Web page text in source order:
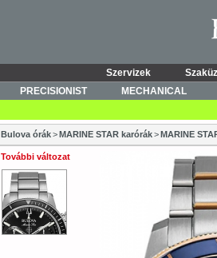
Szervizek
PRECISIONIST
MECHANICAL
Bulova órák>MARINE STAR karórák>MARINE
További változat